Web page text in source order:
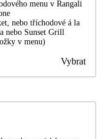
menu v Rangali
nebo tříchodové á la
nebo Sunset Grill
v menu)
Vybrat